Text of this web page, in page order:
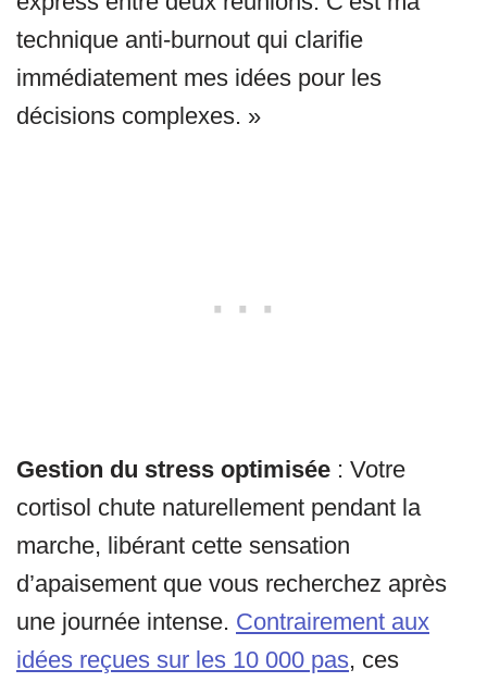
technique anti-burnout qui clarifie
immédiatement mes idées pour les
décisions complexes. »
Gestion du stress optimisée : Votre
cortisol chute naturellement pendant la
marche, libérant cette sensation
d’apaisement que vous recherchez après
une journée intense. Contrairement aux
idées reçues sur les 10 000 pas, ces